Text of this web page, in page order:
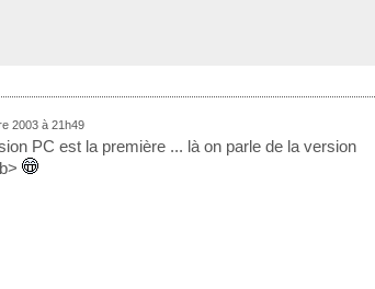
2003 à 21h49
PC est la première ... là on parle de la version